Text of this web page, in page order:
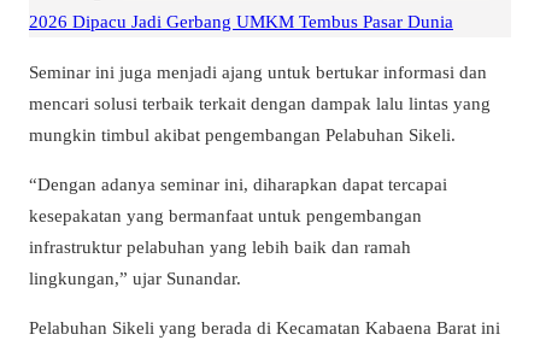
2026 Dipacu Jadi Gerbang UMKM Tembus Pasar Dunia
Seminar ini juga menjadi ajang untuk bertukar informasi dan
mencari solusi terbaik terkait dengan dampak lalu lintas yang
mungkin timbul akibat pengembangan Pelabuhan Sikeli.
“Dengan adanya seminar ini, diharapkan dapat tercapai
kesepakatan yang bermanfaat untuk pengembangan
infrastruktur pelabuhan yang lebih baik dan ramah
lingkungan,” ujar Sunandar.
Pelabuhan Sikeli yang berada di Kecamatan Kabaena Barat ini